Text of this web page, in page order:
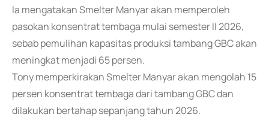
Ia mengatakan Smelter Manyar akan memperoleh
pasokan konsentrat tembaga mulai semester II 2026,
sebab pemulihan kapasitas produksi tambang GBC akan
meningkat menjadi 65 persen.
Tony memperkirakan Smelter Manyar akan mengolah 15
persen konsentrat tembaga dari tambang GBC dan
dilakukan bertahap sepanjang tahun 2026.